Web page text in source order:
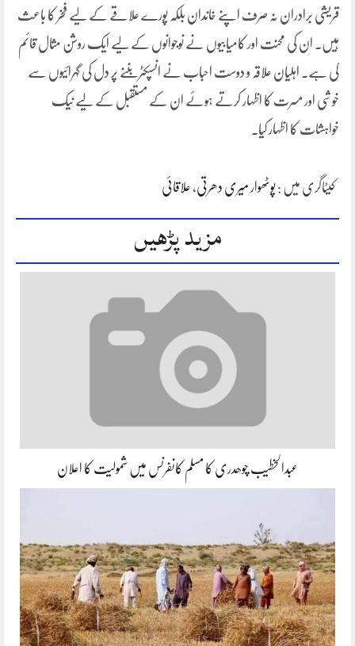
قریشی برادران نہ صرف اپنے خاندان بلکہ پورے علاقے کے لیے فخر کا باعث
ہیں۔ ان کی محنت اور کامیابیوں نے نوجوانوں کے لیے ایک روشن مثال قائم
کی ہے۔ اہلیان علاقہ و دوست احباب نے انسپکٹر بننے پر دل کی گہرائیوں سے
خوشی اور مسرت کا اظہار کرتے ہوئے ان کے مستقبل کے لیے نیک
خواہشات کا اظہار کیا۔
کیٹاگری میں :پوٹھوار میری دھرتی، علاقائی
مزید پڑھیں
عبدالخطیب چوھدری کا مسلم کانفرنس میں شمولیت کا اعلان